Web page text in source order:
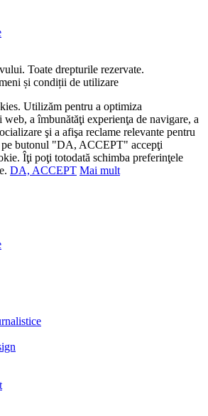
Toate drepturile rezervate.
și condiții de utilizare
Utilizăm pentru a optimiza
a îmbunătăţi experienţa de navigare, a
şi a afişa reclame relevante pentru
pe butonul "DA, ACCEPT" accepţi
Îţi poţi totodată schimba preferinţele
DA, ACCEPT Mai mult